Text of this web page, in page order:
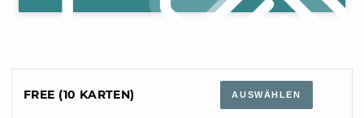
FREE (10 KARTEN) AUSWÄHLEN